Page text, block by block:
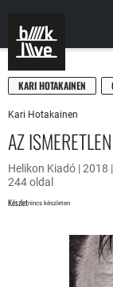
KARI HOTAKAINEN
Kari Hotakainen
AZ
Helikon Kiadó |
244 oldal
Készletnincs készleten